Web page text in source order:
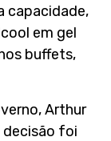
capacidade,
em gel
buffets,
Arthur
decisão foi